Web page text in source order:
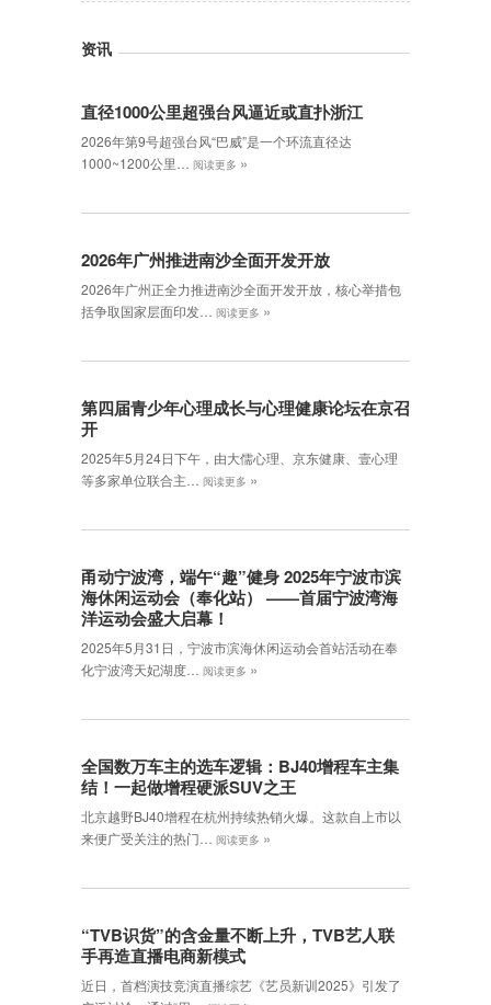
资讯
直径1000公里超强台风逼近或直扑浙江
2026年第9号超强台风“巴威”是一个环流直径达
1000~1200公里…
阅读更多 »
2026年广州推进南沙全面开发开放
2026年广州正全力推进南沙全面开发开放，核心举措包
括争取国家层面印发…
阅读更多 »
第四届青少年心理成长与心理健康论坛在京召
开
2025年5月24日下午，由大儒心理、京东健康、壹心理
等多家单位联合主…
阅读更多 »
甬动宁波湾，端午“趣”健身 2025年宁波市滨
海休闲运动会（奉化站） ——首届宁波湾海
洋运动会盛大启幕！
2025年5月31日，宁波市滨海休闲运动会首站活动在奉
化宁波湾天妃湖度…
阅读更多 »
全国数万车主的选车逻辑：BJ40增程车主集
结！一起做增程硬派SUV之王
北京越野BJ40增程在杭州持续热销火爆。这款自上市以
来便广受关注的热门…
阅读更多 »
“TVB识货”的含金量不断上升，TVB艺人联
手再造直播电商新模式
近日，首档演技竞演直播综艺《艺员新训2025》引发了